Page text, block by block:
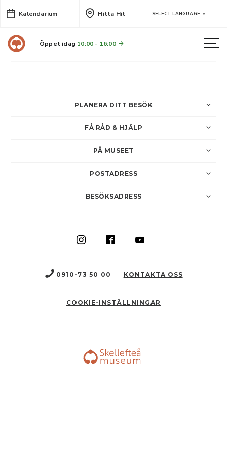
Kalendarium Hitta Hit SELECT LANGUAGE ▼
Öppet idag 10:00 - 16:00
Kulturhistorisk vandring
PLANERA DITT BESÖK
FÅ RÅD & HJÄLP
PÅ MUSEET
POSTADRESS
BESÖKSADRESS
0910-73 50 00 KONTAKTA OSS
COOKIE-INSTÄLLNINGAR